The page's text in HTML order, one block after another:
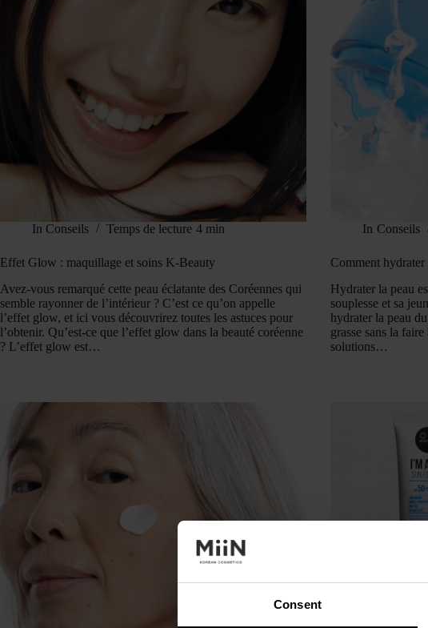
Consent
In Conseils Temps de lecture 4 min
Effet Glow : maquillage et soins K-Beauty
Avez-vous remarqué cette peau éclatante des Coréennes qui
semble rayonner de l’intérieur ? C’est ce qu’on appelle
l’effet glow, et ici vous découvrirez toutes les astuces pour
l’obtenir. Qu’est-ce que l’effet glow dans la beauté coréenne
? L’effet glow est…
In Conseils
Comment hydrater
Hydrater la peau
souplesse et sa
hydrater la peau
grasse sans la
solutions…